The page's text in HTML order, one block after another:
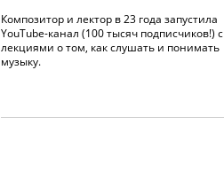
Композитор и лектор в 23 года запустила
YouTube-канал (100 тысяч подписчиков!) с
лекциями о том, как слушать и понимать
музыку.